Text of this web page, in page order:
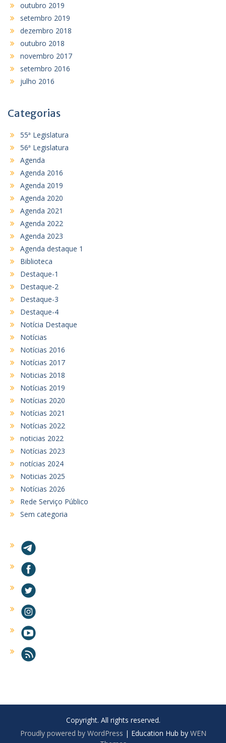
outubro 2019
setembro 2019
dezembro 2018
outubro 2018
novembro 2017
setembro 2016
julho 2016
Categorias
55ª Legislatura
56ª Legislatura
Agenda
Agenda 2016
Agenda 2019
Agenda 2020
Agenda 2021
Agenda 2022
Agenda 2023
Agenda destaque 1
Biblioteca
Destaque-1
Destaque-2
Destaque-3
Destaque-4
Notícia Destaque
Notícias
Notícias 2016
Notícias 2017
Noticias 2018
Notícias 2019
Notícias 2020
Notícias 2021
Notícias 2022
noticias 2022
Notícias 2023
notícias 2024
Noticias 2025
Notícias 2026
Rede Serviço Público
Sem categoria
Copyright. All rights reserved.
Proudly powered by WordPress | Education Hub by WEN